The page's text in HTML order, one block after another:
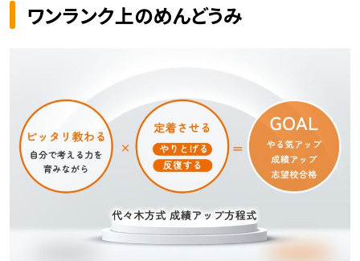
ワンランク上のめんどうみ